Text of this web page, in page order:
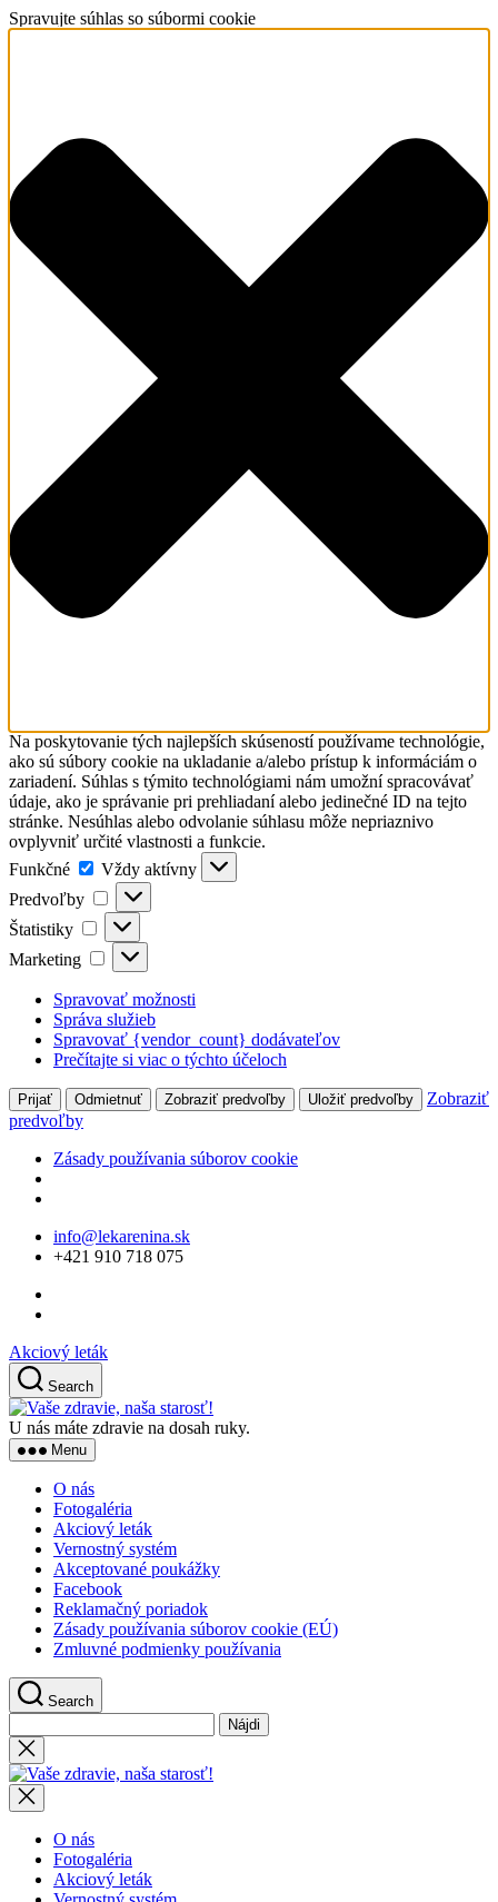
Spravujte súhlas so súbormi cookie
Na poskytovanie tých najlepších skúseností používame technológie,
ako sú súbory cookie na ukladanie a/alebo prístup k informáciám o
zariadení. Súhlas s týmito technológiami nám umožní spracovávať
údaje, ako je správanie pri prehliadaní alebo jedinečné ID na tejto
stránke. Nesúhlas alebo odvolanie súhlasu môže nepriaznivo
ovplyvniť určité vlastnosti a funkcie.
Funkčné
Funkčné
Vždy aktívny
Predvoľby
Predvoľby
Štatistiky Štatistiky
Marketing Marketing
Spravovať možnosti
Správa služieb
Spravovať {vendor_count} dodávateľov
Prečítajte si viac o týchto účeloch
Prijať Odmietnuť Zobraziť predvoľby Uložiť predvoľby
Zobraziť
predvoľby
Zásady používania súborov cookie
Skip
content
info@lekarenina.sk
+421 910 718 075
Akciový leták
Search
zdravie,
U nás máte zdravie na dosah ruky.
Menu
O nás
Fotogaléria
Akciový leták
Vernostný systém
Akceptované poukážky
Facebook
Reklamačný poriadok
Zásady používania súborov cookie (EÚ)
Zmluvné podmienky používania
Search
Close
search
O nás
Fotogaléria
Akciový leták